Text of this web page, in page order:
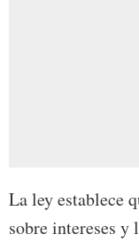
La ley establece
sobre intereses y